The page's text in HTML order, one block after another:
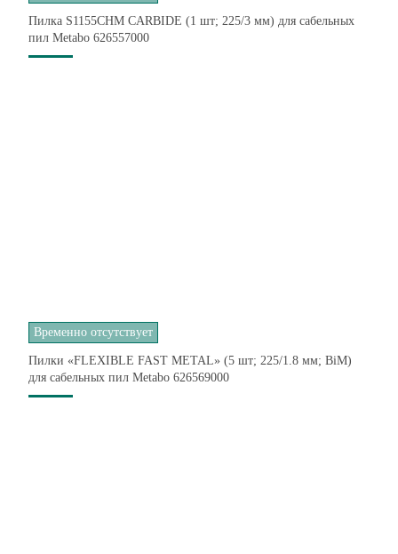
Пилка S1155CHM CARBIDE (1 шт; 225/3 мм) для сабельных
пил Metabo 626557000
Временно отсутствует
Пилки «FLEXIBLE FAST METAL» (5 шт; 225/1.8 мм; BiM)
для сабельных пил Metabo 626569000